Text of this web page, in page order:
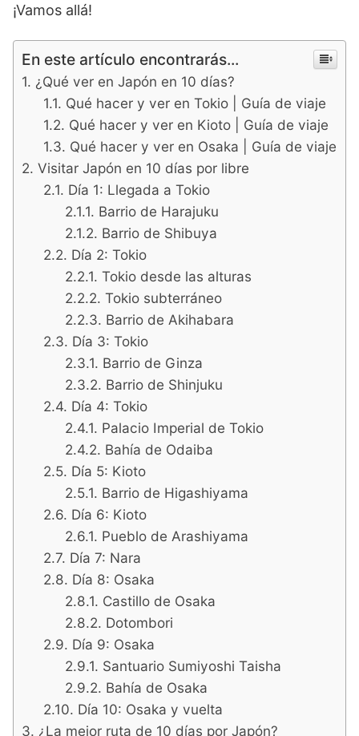
¡Vamos allá!
En este artículo encontrarás...
¿Qué ver en Japón en 10 días?
Qué hacer y ver en Tokio | Guía de viaje
Qué hacer y ver en Kioto | Guía de viaje
Qué hacer y ver en Osaka | Guía de viaje
Visitar Japón en 10 días por libre
Día 1: Llegada a Tokio
Barrio de Harajuku
Barrio de Shibuya
Día 2: Tokio
Tokio desde las alturas
Tokio subterráneo
Barrio de Akihabara
Día 3: Tokio
Barrio de Ginza
Barrio de Shinjuku
Día 4: Tokio
Palacio Imperial de Tokio
Bahía de Odaiba
Día 5: Kioto
Barrio de Higashiyama
Día 6: Kioto
Pueblo de Arashiyama
Día 7: Nara
Día 8: Osaka
Castillo de Osaka
Dotombori
Día 9: Osaka
Santuario Sumiyoshi Taisha
Bahía de Osaka
Día 10: Osaka y vuelta
¿La mejor ruta de 10 días por Japón?